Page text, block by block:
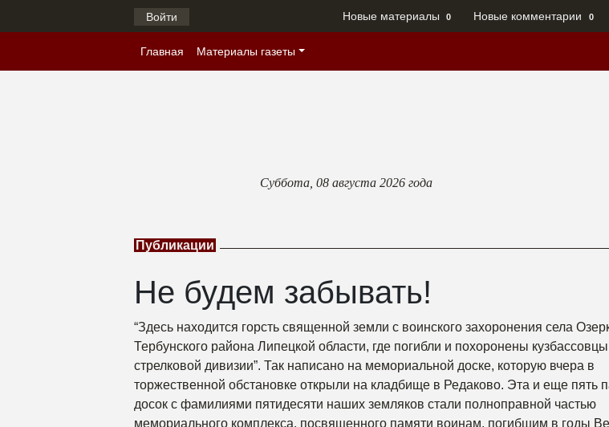
Войти Новые материалы 0 Новые комментарии 0
Главная Материалы газеты
Суббота, 08 августа 2026 года
Публикации
Не будем забывать!
“Здесь находится горсть священной земли с воинского захоронения села
Тербунского района Липецкой области, где погибли и похоронены
стрелковой дивизии”. Так написано на мемориальной доске, которую вчера в
торжественной обстановке открыли на кладбище в Редаково. Эта и еще пять
досок с фамилиями пятидесяти наших земляков стали полноправной частью
мемориального комплекса, посвященного памяти воинам, погибшим в годы